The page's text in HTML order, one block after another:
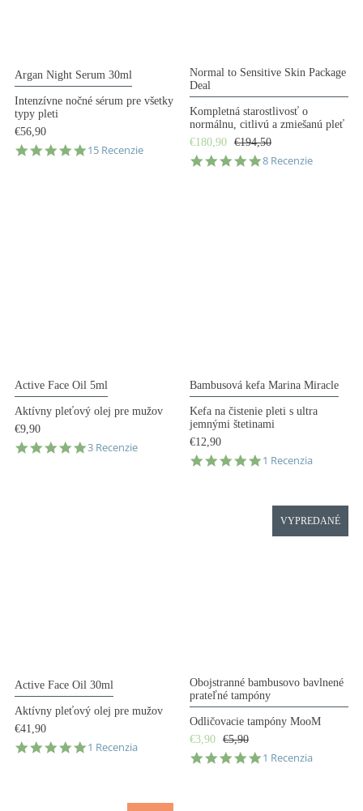
Argan Night Serum 30ml
Intenzívne nočné sérum pre všetky
typy pleti
€56,90
5.0
15 Recenzie
Normal to Sensitive Skin Package
Deal
Kompletná starostlivosť o
normálnu, citlivú a zmiešanú pleť
€180,90
€194,50
5.0
8 Recenzie
Active Face Oil 5ml
Aktívny pleťový olej pre mužov
€9,90
5.0
3 Recenzie
Bambusová kefa Marina Miracle
Kefa na čistenie pleti s ultra
jemnými štetinami
€12,90
5.0
1 Recenzia
Active Face Oil 30ml
Aktívny pleťový olej pre mužov
€41,90
5.0
1 Recenzia
VYPREDANÉ
Obojstranné bambusovo bavlnené
prateľné tampóny
Odličovacie tampóny MooM
€3,90
€5,90
5.0
1 Recenzia